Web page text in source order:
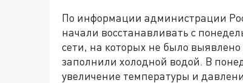
По информации администрации
начали восстанавливать с
сети, на которых не было
заполнили холодной водой. В
увеличение температуры и